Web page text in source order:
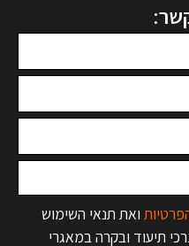
ואת תנאי השימוש
תיעוד ובקרה במאגרי